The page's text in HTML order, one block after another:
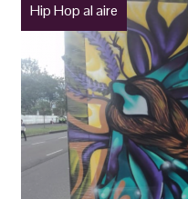
Hip Hop al aire